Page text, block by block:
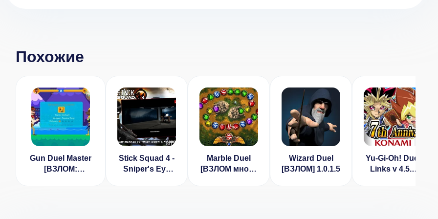
Похожие
Gun Duel Master
[ВЗЛОМ:
Stick Squad 4 -
Sniper's Eye
Marble Duel
[ВЗЛОМ много
Wizard Duel
[ВЗЛОМ] 1.0.1.5
Yu-Gi-Oh! Duel
Links v 4.5.0